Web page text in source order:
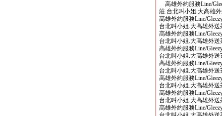
高雄外約服務Line/
莊.台北叫小姐.大高雄
高雄外約服務Line/
台北叫小姐.大高雄外送
高雄外約服務Line/
台北叫小姐.大高雄外送
高雄外約服務Line/
台北叫小姐.大高雄外送
高雄外約服務Line/
台北叫小姐.大高雄外送
高雄外約服務Line/
台北叫小姐.大高雄外送
高雄外約服務Line/
台北叫小姐.大高雄外送
高雄外約服務Line/